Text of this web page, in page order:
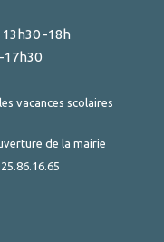
13h30 -18h
17h30
vacances scolaires
de la mairie